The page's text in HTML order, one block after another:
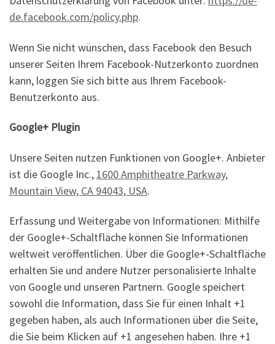
de.facebook.com/policy.php.
Wenn Sie nicht wünschen, dass Facebook den Besuch
unserer Seiten Ihrem Facebook-Nutzerkonto zuordnen
kann, loggen Sie sich bitte aus Ihrem Facebook-
Benutzerkonto aus.
Google+ Plugin
Unsere Seiten nutzen Funktionen von Google+. Anbieter
ist die Google Inc., 1600 Amphitheatre Parkway,
Mountain View, CA 94043, USA.
Erfassung und Weitergabe von Informationen: Mithilfe
der Google+-Schaltfläche können Sie Informationen
weltweit veröffentlichen. Über die Google+-Schaltfläche
erhalten Sie und andere Nutzer personalisierte Inhalte
von Google und unseren Partnern. Google speichert
sowohl die Information, dass Sie für einen Inhalt +1
gegeben haben, als auch Informationen über die Seite,
die Sie beim Klicken auf +1 angesehen haben. Ihre +1